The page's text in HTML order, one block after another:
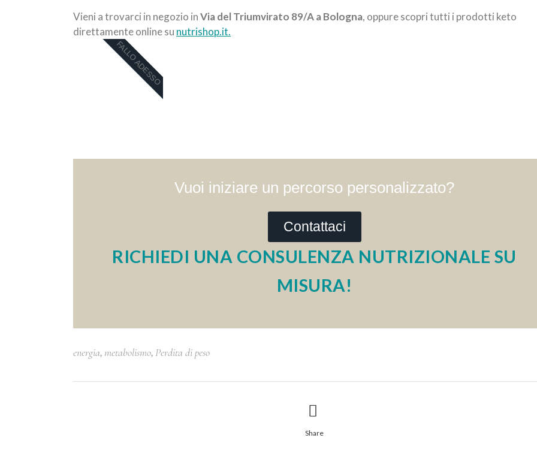
Vieni a trovarci in negozio inVia del Triumvirato 89/A a Bologna, oppure scopri tutti i prodotti keto
direttamente online su nutrishop.it.
RICHIEDI UNA CONSULENZA NUTRIZIONALE SU
MISURA!
Vuoi iniziare un percorso personalizzato?
Contattaci
FALLO ADESSO
energia, metabolismo, Perdita di peso
Share